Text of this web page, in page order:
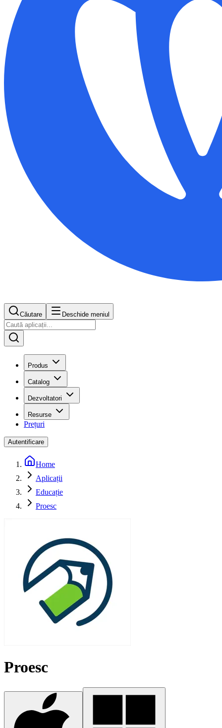
Căutare Deschide meniul
Produs
Catalog
Dezvoltatori
Resurse
Prețuri
Autentificare
Home
Aplicații
Educație
Proesc
Proesc